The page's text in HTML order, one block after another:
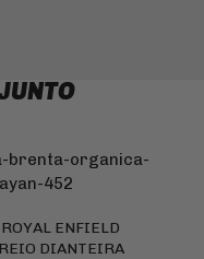
ENFIELD
DIANTEIRA